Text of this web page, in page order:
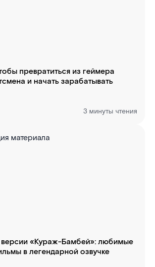
превратиться из геймера
и начать зарабатывать
3 минуты чтения
«Кураж-Бамбей»: любимые
в легендарной озвучке